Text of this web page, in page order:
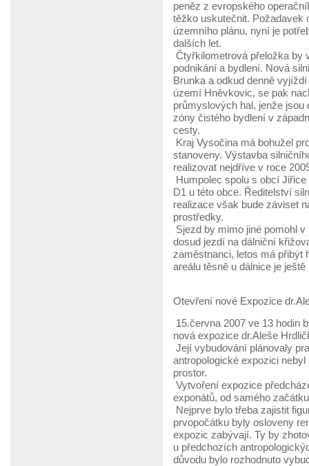
peněz z evropského
těžko uskutečnit. Požadavek
územního plánu, nyní je
dalších let.
Čtyřkilometrová přeložka by
podnikání a bydlení. Nová
Brunka a odkud denně
území Hněvkovic, se pak
průmyslových hal, jenže jsou
zóny čistého bydlení v
cesty.
Kraj Vysočina má bohužel
stanoveny. Výstavba
realizovat nejdříve v roce
Humpolec spolu s obcí
D1 u této obce. Ředitelství
realizace však bude záviset
prostředky.
Sjezd by mimo jiné pomohl
dosud jezdí na dálniční
zaměstnanci, letos má přibýt
areálu těsně u dálnice je
Otevření nové Expozice
15.června 2007 ve 13 hodin
nová expozice dr.Aleše
Její vybudování plánovaly
antropologické expozici
prostor.
Vytvoření expozice
exponátů, od samého
Nejprve bylo třeba zajistit
prvopočátku byly osloveny
expozic zabývají. Ty by
u předchozích
důvodu bylo rozhodnuto